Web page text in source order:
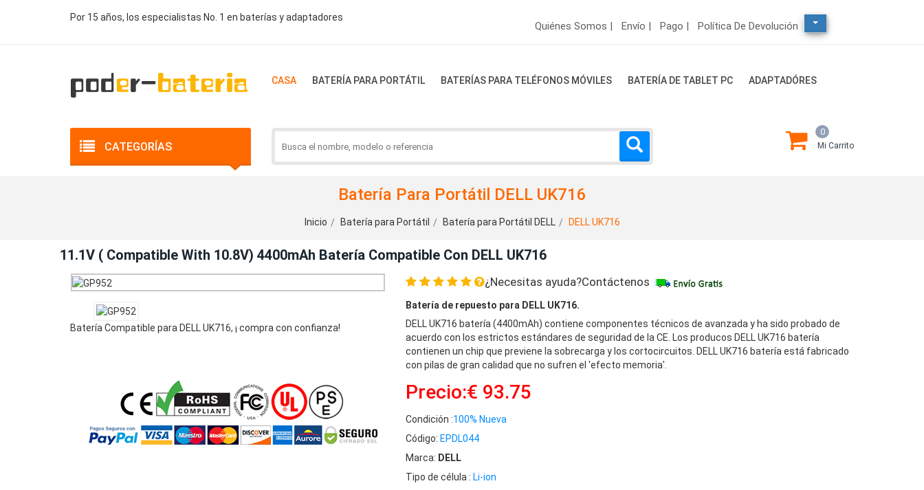
Por 15 años, los especialistas No. 1 en baterías y adaptadores
Quiénes Somos | Envío | Pago | Política De Devolución
CASA BATERÍA PARA PORTÁTIL BATERÍAS PARA TELÉFONOS MÓVILES BATERÍA DE TABLET PC ADAPTADÓRES
CATEGORÍAS
0
Mi Carrito
Batería Para Portátil DELL UK716
Inicio Batería para Portátil Batería para Portátil DELL DELL UK716
11.1V ( Compatible With 10.8V) 4400mAh Batería Compatible Con DELL UK716
Batería Compatible para DELL UK716, ¡ compra con confianza!
¿Necesitas ayuda?Contáctenos
Batería de repuesto para DELL UK716.
DELL UK716 batería (4400mAh) contiene componentes técnicos de avanzada y ha sido probado de
acuerdo con los estrictos estándares de seguridad de la CE. Los producos DELL UK716 batería
contienen un chip que previene la sobrecarga y los cortocircuitos. DELL UK716 batería está fabricado
con pilas de gran calidad que no sufren el 'efecto memoria'.
Precio:€ 93.75
Condición :100% Nueva
Código: EPDL044
Marca: DELL
Tipo de célula : Li-ion